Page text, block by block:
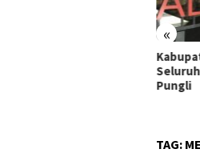
«
Pungli
TAG: